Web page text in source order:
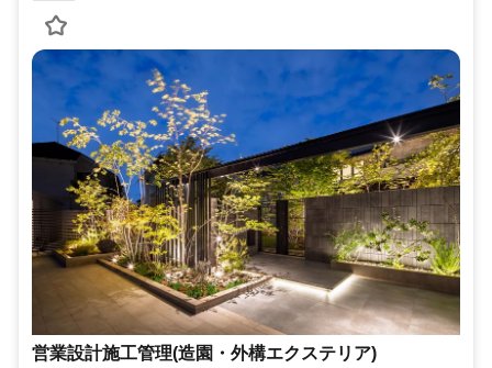
営業設計施工管理(造園・外構エクステリア)